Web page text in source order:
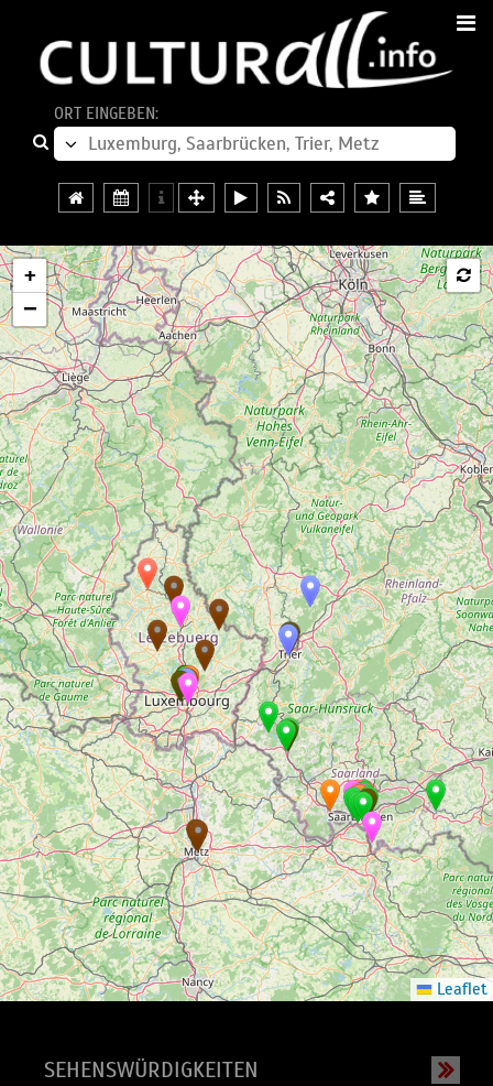
ORT EINGEBEN:
+
−
Leaflet
SEHENSWÜRDIGKEITEN